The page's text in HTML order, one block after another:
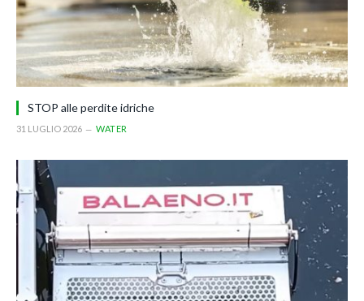
STOP alle perdite idriche
31 LUGLIO 2026 WATER